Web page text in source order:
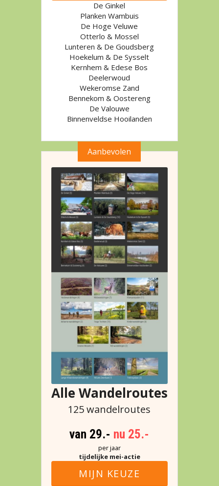
De Ginkel
Planken Wambuis
De Hoge Veluwe
Otterlo & Mossel
Lunteren & De Goudsberg
Hoekelum & De Sysselt
Kernhem & Edese Bos
Deelerwoud
Wekeromse Zand
Bennekom & Oostereng
De Valouwe
Binnenveldse Hooilanden
Aanbevolen
Alle Wandelroutes
125 wandelroutes
van 29.- nu 25.-
per jaar
tijdelijke mei-actie
MIJN KEUZE